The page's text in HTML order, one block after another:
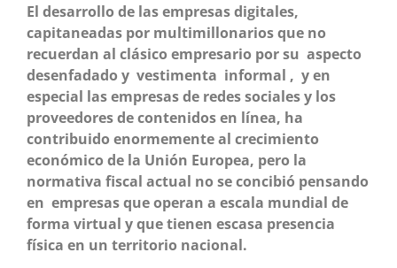
El desarrollo de las empresas digitales,
capitaneadas por multimillonarios que no
recuerdan al clásico empresario por su aspecto
desenfadado y vestimenta informal , y en
especial las empresas de redes sociales y los
proveedores de contenidos en línea, ha
contribuido enormemente al crecimiento
económico de la Unión Europea, pero la
normativa fiscal actual no se concibió pensando
en empresas que operan a escala mundial de
forma virtual y que tienen escasa presencia
física en un territorio nacional.